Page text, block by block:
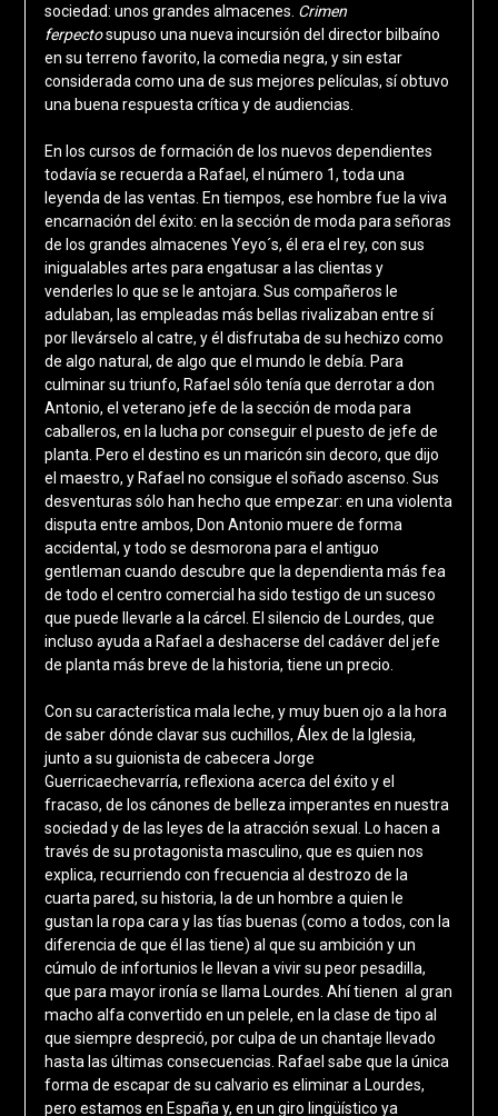
sociedad: unos grandes almacenes. Crimen
ferpectosupuso una nueva incursión del director bilbaíno
en su terreno favorito, la comedia negra, y sin estar
considerada como una de sus mejores películas, sí obtuvo
una buena respuesta crítica y de audiencias.
En los cursos de formación de los nuevos dependientes
todavía se recuerda a Rafael, el número 1, toda una
leyenda de las ventas. En tiempos, ese hombre fue la viva
encarnación del éxito: en la sección de moda para señoras
de los grandes almacenes Yeyo´s, él era el rey, con sus
inigualables artes para engatusar a las clientas y
venderles lo que se le antojara. Sus compañeros le
adulaban, las empleadas más bellas rivalizaban entre sí
por llevárselo al catre, y él disfrutaba de su hechizo como
de algo natural, de algo que el mundo le debía. Para
culminar su triunfo, Rafael sólo tenía que derrotar a don
Antonio, el veterano jefe de la sección de moda para
caballeros, en la lucha por conseguir el puesto de jefe de
planta. Pero el destino es un maricón sin decoro, que dijo
el maestro, y Rafael no consigue el soñado ascenso. Sus
desventuras sólo han hecho que empezar: en una violenta
disputa entre ambos, Don Antonio muere de forma
accidental, y todo se desmorona para el antiguo
gentleman cuando descubre que la dependienta más fea
de todo el centro comercial ha sido testigo de un suceso
que puede llevarle a la cárcel. El silencio de Lourdes, que
incluso ayuda a Rafael a deshacerse del cadáver del jefe
de planta más breve de la historia, tiene un precio.
Con su característica mala leche, y muy buen ojo a la hora
de saber dónde clavar sus cuchillos, Álex de la Iglesia,
junto a su guionista de cabecera Jorge
Guerricaechevarría, reflexiona acerca del éxito y el
fracaso, de los cánones de belleza imperantes en nuestra
sociedad y de las leyes de la atracción sexual. Lo hacen a
través de su protagonista masculino, que es quien nos
explica, recurriendo con frecuencia al destrozo de la
cuarta pared, su historia, la de un hombre a quien le
gustan la ropa cara y las tías buenas (como a todos, con la
diferencia de que él las tiene) al que su ambición y un
cúmulo de infortunios le llevan a vivir su peor pesadilla,
que para mayor ironía se llama Lourdes. Ahí tienen al gran
macho alfa convertido en un pelele, en la clase de tipo al
que siempre despreció, por culpa de un chantaje llevado
hasta las últimas consecuencias. Rafael sabe que la única
forma de escapar de su calvario es eliminar a Lourdes,
pero estamos en España y, en un giro lingüístico ya